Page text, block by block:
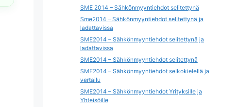
SME 2014 – Sähkönmyyntiehdot selitettynä
Sme2014 – Sähkönmyyntiehdot selitettynä ja
ladattavissa
SME2014 – Sähkönmyyntiehdot selitettynä ja
ladattavissa
SME2014 – Sähkönmyyntiehdot selitettynä
SME2014 – Sähkönmyyntiehdot selkokielellä ja
vertailu
SME2014 – Sähkönmyyntiehdot Yrityksille ja
Yhteisöille